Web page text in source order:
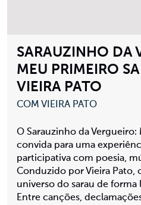
SARAUZINHO DA
MEU PRIMEIRO
VIEIRA PATO
COM VIEIRA PATO
O Sarauzinho da
convida para uma
participativa com poesia,
Conduzido por Vieira Pato,
universo do sarau de forma
Entre canções,